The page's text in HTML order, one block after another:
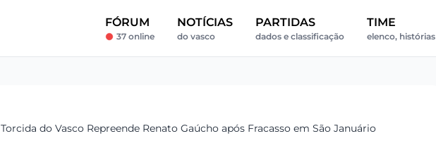
FÓRUM
37 online
NOTÍCIAS
do vasco
PARTIDAS
dados e classificação
TIME
elenco, histórias
Torcida do Vasco Repreende Renato Gaúcho após Fracasso em São Januário